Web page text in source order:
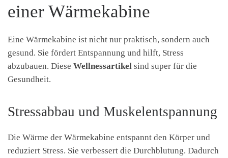
einer Wärmekabine
Eine Wärmekabine ist nicht nur praktisch, sondern auch
gesund. Sie fördert Entspannung und hilft, Stress
abzubauen. Diese Wellnessartikel sind super für die
Gesundheit.
Stressabbau und Muskelentspannung
Die Wärme der Wärmekabine entspannt den Körper und
reduziert Stress. Sie verbessert die Durchblutung. Dadurch